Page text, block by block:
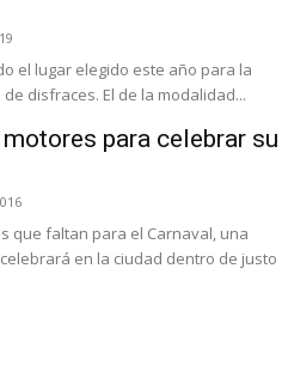
el lugar elegido este año para la
disfraces. El de la modalidad...
para celebrar su
que faltan para el Carnaval, una
en la ciudad dentro de justo